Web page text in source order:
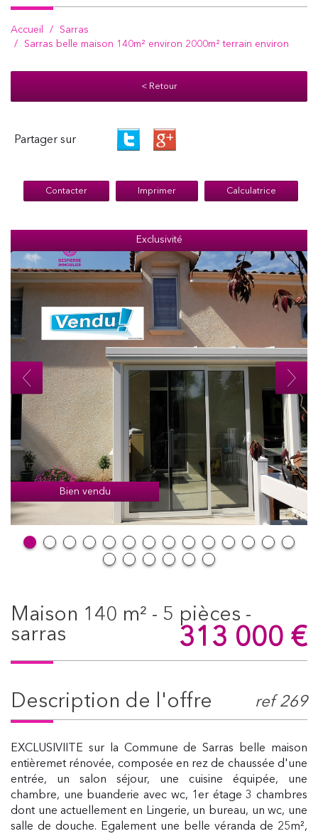
Accueil
Sarras
Sarras belle maison 140m² environ 2000m² terrain environ
< Retour
Partager sur
Contacter Imprimer Calculatrice
Bien vendu
Exclusivité
maison 140 m² - 5 pièces -
sarras
313 000 €
description de l'offre ref 269
EXCLUSIVIITE sur la Commune de Sarras belle maison
entièremet rénovée, composée en rez de chaussée d'une
entrée, un salon séjour, une cuisine équipée, une
chambre, une buanderie avec wc, 1er étage 3 chambres
dont une actuellement en Lingerie, un bureau, un wc, une
salle de douche. Egalement une belle véranda de 25m²,